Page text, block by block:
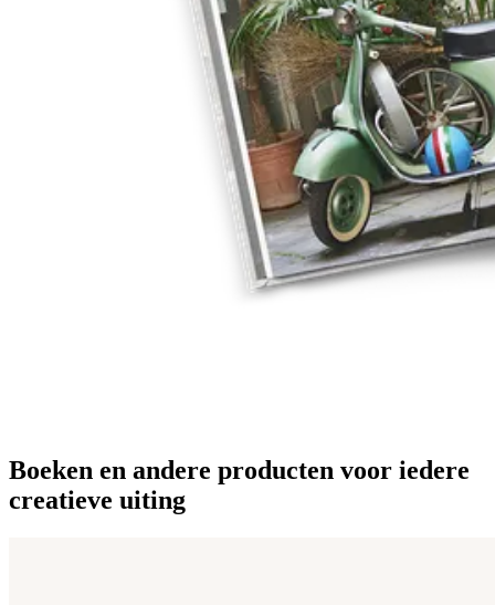
Boeken en andere producten voor iedere
creatieve uiting